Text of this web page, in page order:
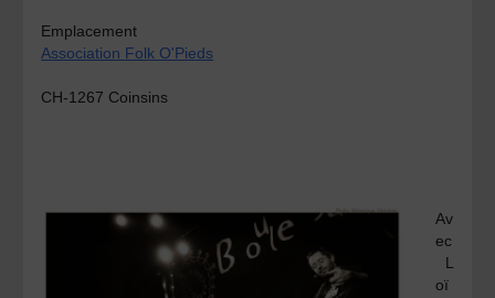
Emplacement
Association Folk O'Pieds
CH-1267 Coinsins
Av
ec
L
oï